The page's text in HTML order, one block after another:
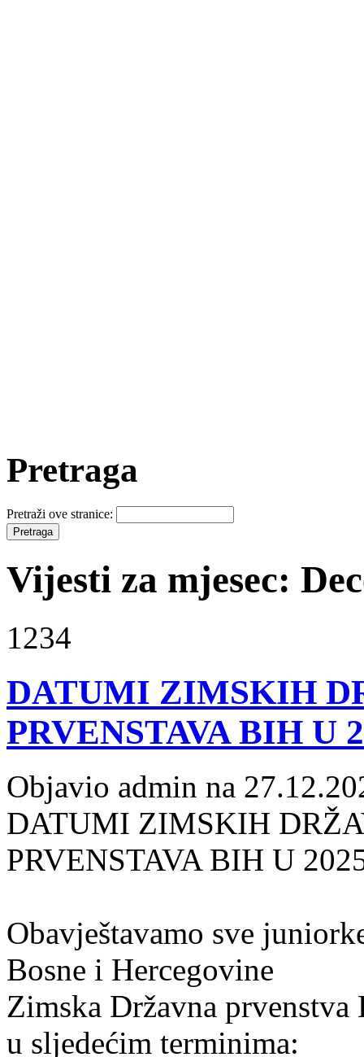
Pretraga
Pretraži ove stranice:
Vijesti za mjesec:
1234
DATUMI ZIMSKIH
PRVENSTAVA BIH U
Objavio admin na
DATUMI ZIMSKIH
PRVENSTAVA BIH U
Obavještavamo sve
Bosne i Hercegovine
Zimska Državna
u sljedećim terminima: